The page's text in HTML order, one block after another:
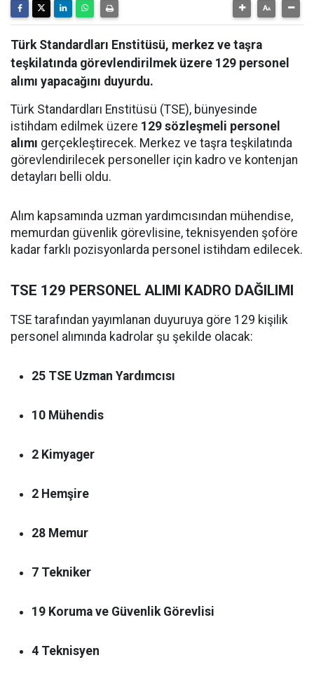
Türk Standardları Enstitüsü, merkez ve taşra
teşkilatında görevlendirilmek üzere 129 personel
alımı yapacağını duyurdu.
Türk Standardları Enstitüsü (TSE), bünyesinde
istihdam edilmek üzere 129 sözleşmeli personel
alımı gerçekleştirecek. Merkez ve taşra teşkilatında
görevlendirilecek personeller için kadro ve kontenjan
detayları belli oldu.
Alım kapsamında uzman yardımcısından mühendise,
memurdan güvenlik görevlisine, teknisyenden şoföre
kadar farklı pozisyonlarda personel istihdam edilecek.
TSE 129 PERSONEL ALIMI KADRO DAĞILIMI
TSE tarafından yayımlanan duyuruya göre 129 kişilik
personel alımında kadrolar şu şekilde olacak:
25 TSE Uzman Yardımcısı
10 Mühendis
2 Kimyager
2 Hemşire
28 Memur
7 Tekniker
19 Koruma ve Güvenlik Görevlisi
4 Teknisyen